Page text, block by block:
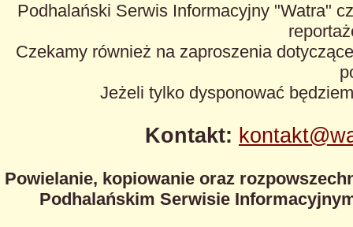
Podhalański Serwis Informacyjny "Watra"
Czekamy również na zaproszenia
Jeżeli tylko dysponować
Kontakt:
Powielanie, kopiowanie oraz
Podhalańskim Serwisie